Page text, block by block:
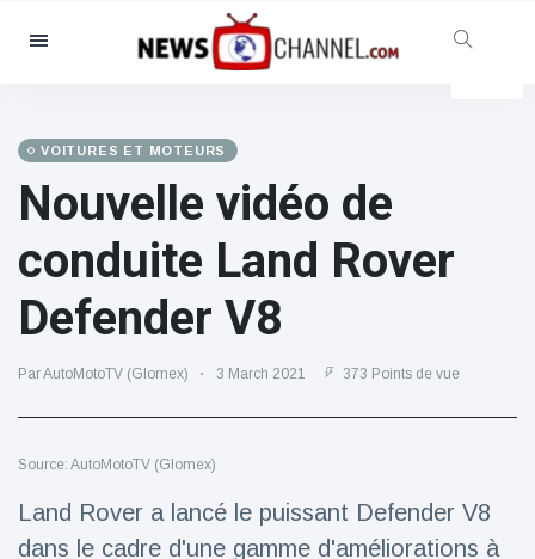
Catégories
Social et amusant
(155)
Cinéma et télévision
(81)
Célébrités
(13938)
Mode et beauté
(122)
Nourriture et boissons
Mode de vie et divertissement
VOITURES ET MOTEURS
Nouvelle vidéo de
conduite Land Rover
Defender V8
Par AutoMotoTV (Glomex) 3 March 2021 373 Points de vue
Source: AutoMotoTV (Glomex)
Land Rover a lancé le puissant Defender V8
dans le cadre d'une gamme d'améliorations à